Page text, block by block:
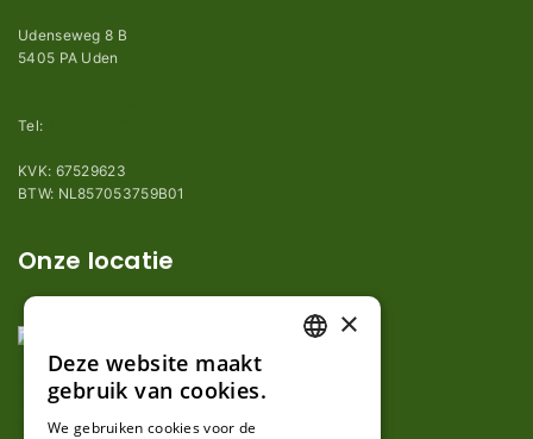
Udenseweg 8 B
5405 PA Uden
Tel:
KVK: 67529623
BTW: NL857053759B01
Onze locatie
×
Deze website maakt
gebruik van cookies.
We gebruiken cookies voor de